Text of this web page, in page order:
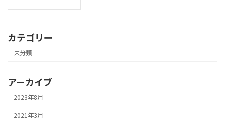
カテゴリー
未分類
アーカイブ
2023年8月
2021年3月